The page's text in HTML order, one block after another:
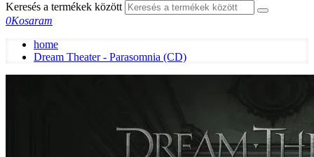
Keresés a termékek között
0Kosaram
home
Dream Theater - Parasomnia (CD)